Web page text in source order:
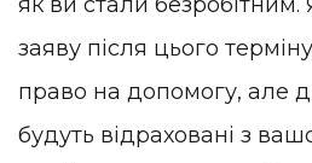
заяву після цього
право на допомогу, але
будуть відраховані з